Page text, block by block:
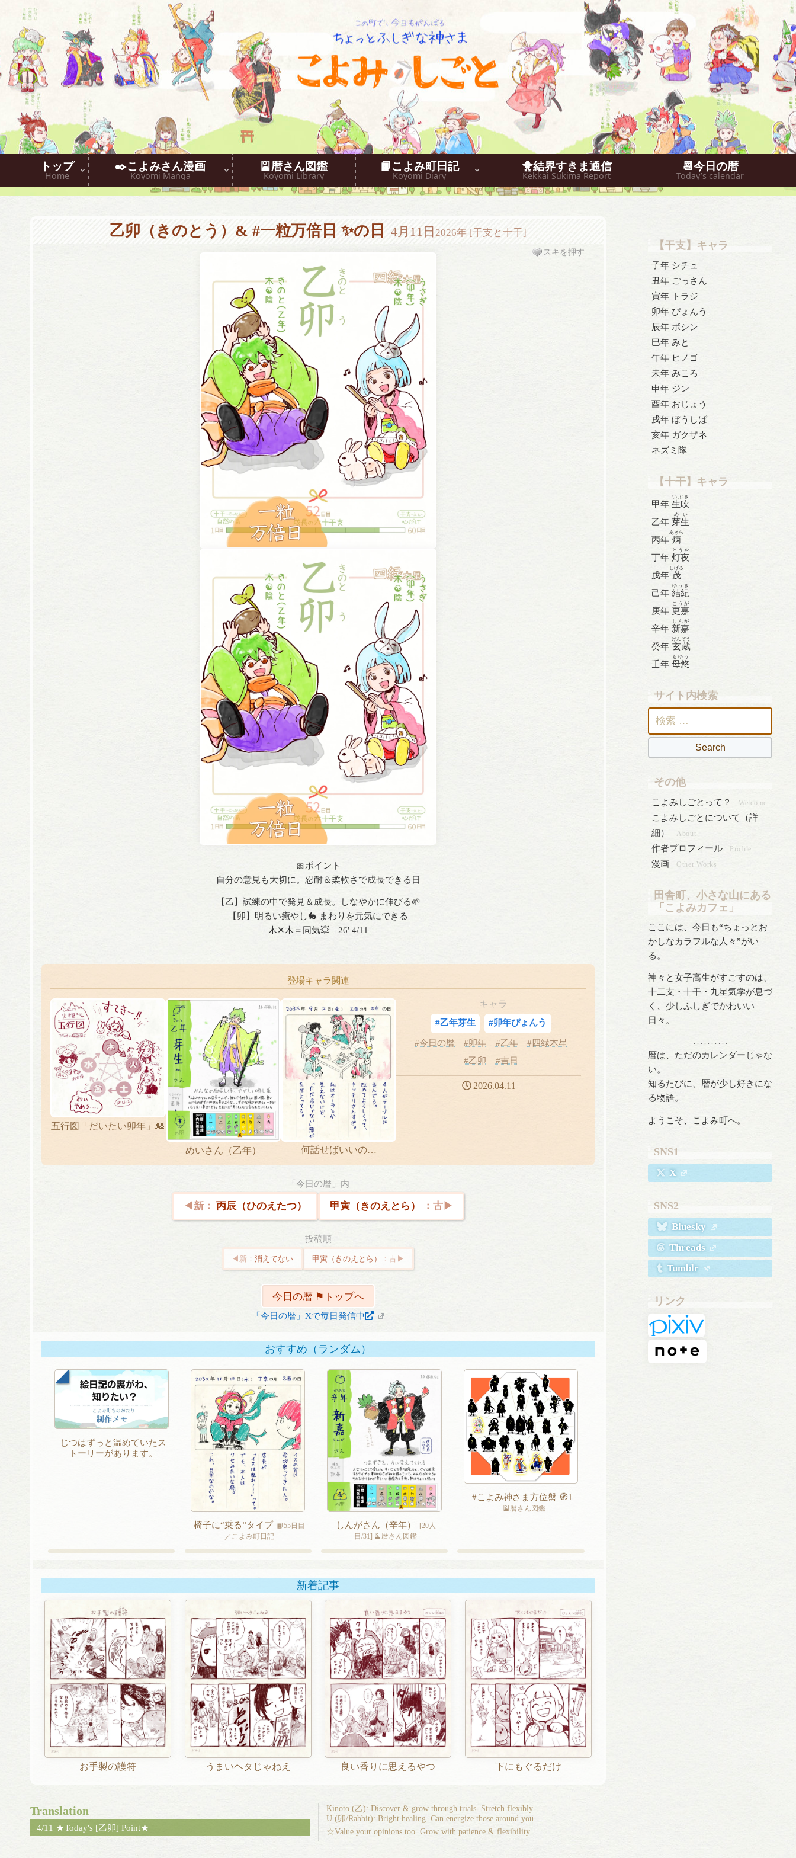
こよみしごと〔和原ハト〕
トップ
Home
✒️こよみさん漫画
Koyomi Manga
🎴暦さん図鑑
Koyomi Library
📙こよみ町日記
Koyomi Diary
🐥結界すきま通信
Kekkai Sukima Report
📆今日の暦
Today’s calendar
乙卯（きのとう）& #一粒万倍日 ✨の日 4月11日 2026年 [干支と十干]
スキを押す
🎀ポイント
自分の意見も大切に。忍耐＆柔軟さで成長できる日
【乙】試練の中で発見＆成長。しなやかに伸びる🌱
【卯】明るい癒やし🐇 まわりを元気にできる
木✕木＝同気💥 26′ 4/11
登場キャラ関連
五行図「だいたい卯年」🎎
めいさん（乙年） 何話せばいいの…
キャラ
#乙年芽生 #卯年ぴょんう
#今日の暦 #卯年 #乙年
#四緑木星
#乙卯
#吉日
2026.04.11
「今日の暦」内
丙辰（ひのえたつ） 甲寅（きのえとら）
投稿順
ゲ
ー
シ
甲寅（きのえとら）
消えてない
今日の暦 ⚑トップへ
「今日の暦」Xで毎日発信中
おすすめ（ランダム）
じつはずっと温めていたス
トーリーがあります。
椅子に“乗る”タイプ 📙55日目
／こよみ町日記
しんがさん（辛年）
[20人
目/31] 🎴暦さん図鑑
#こよみ神さま方位盤 🧭1
🎴暦さん図鑑
新着記事
お手製の護符 うまいヘタじゃねえ 良い香りに思えるやつ 下にもぐるだけ
Translation
4/11 ★Today's [乙卯] Point★
Kinoto (乙): Discover & grow through trials. Stretch flexibly
U (卯/Rabbit): Bright healing. Can energize those around you
☆Value your opinions too. Grow with patience & flexibility
【干支】キャラ
子年 シチュ
丑年 ごっさん
寅年 トラジ
卯年 ぴょんう
辰年 ボシン
巳年 みと
午年 ヒノゴ
未年 みころ
申年 ジン
酉年 おじょう
戌年 ぼうしば
亥年 ガクザネ
ネズミ隊
【十干】キャラ
甲年 生吹
いぶき
乙年 芽生
めい
丙年 炳
あきら
丁年 灯夜
とうや
戊年 茂
しげる
己年 結紀
ゆうき
庚年 更嘉
こうが
辛年 新嘉
しんが
癸年 玄蔵
げんぞう
壬年 母悠
もゆう
サイト内検索
索:
その他
こよみしごとって？ Welcome
こよみしごとについて（詳
細）
About
作者プロフィール Profile
漫画 Other Works
田舎町、小さな山にある
「こよみカフェ」
ここには、今日も“ちょっとお
かしなカラフルな人々”がい
る。
神々と女子高生がすごすのは、
十二支・十干・九星気学が息づ
く、少しふしぎでかわいい
日々。
. . . . . . . . . .
暦は、ただのカレンダーじゃな
い。
知るたびに、暦が少し好きにな
る物語。
ようこそ、こよみ町へ。
SNS1
X
SNS2
Bluesky
Threads
Tumblr
リンク